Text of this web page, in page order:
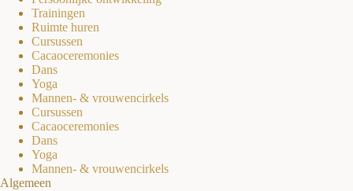
Trainingen
Ruimte huren
Cursussen
Cacaoceremonies
Dans
Yoga
Mannen- & vrouwencirkels
Cursussen
Cacaoceremonies
Dans
Yoga
Mannen- & vrouwencirkels
Algemeen